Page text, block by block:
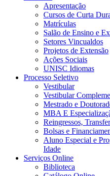
Apresentação
Cursos de Curta
Matrículas
Salão de Ensino e
Setores Vincualdos
Projetos de Extensão
Ações Sociais
UNISC Idiomas
Processo Seletivo
Vestibular
Vestibular
Mestrado e
MBA E
Reingressos,
Bolsas e
Aluno Especial e
Idade
Serviços Online
Biblioteca